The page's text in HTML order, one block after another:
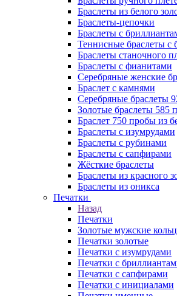
Браслеты из белого
Браслеты-цепочки
Браслеты с
Теннисные браслеты с
Браслеты станочного
Браслеты с фианитами
Серебряные женские
Браслет с камнями
Серебряные браслеты
Золотые браслеты 585
Браслет 750 пробы из
Браслеты с изумрудами
Браслеты с рубинами
Браслеты с сапфирами
Жёсткие браслеты
Браслеты из красного
Браслеты из оникса
Печатки
Назад
Печатки
Золотые мужские
Печатки золотые
Печатки с изумрудами
Печатки с
Печатки с сапфирами
Печатки с инициалами